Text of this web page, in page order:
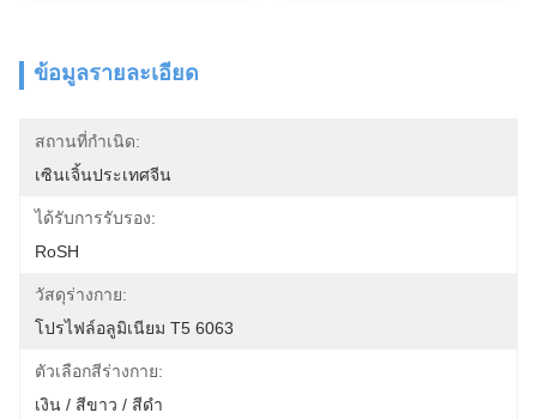
ข้อมูลรายละเอียด
สถานที่กำเนิด:
เซินเจิ้นประเทศจีน
ได้รับการรับรอง:
RoSH
วัสดุร่างกาย:
โปรไฟล์อลูมิเนียม T5 6063
ตัวเลือกสีร่างกาย:
เงิน / สีขาว / สีดำ